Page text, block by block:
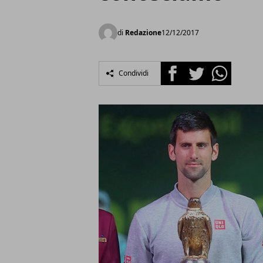
di Redazione12/12/2017
Condividi FacebookTwitterWhatsapp